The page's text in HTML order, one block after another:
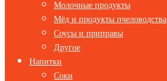
Молочные продукты
Мёд и продукты пчеловодства
Соусы и приправы
Другое
Напитки
Соки